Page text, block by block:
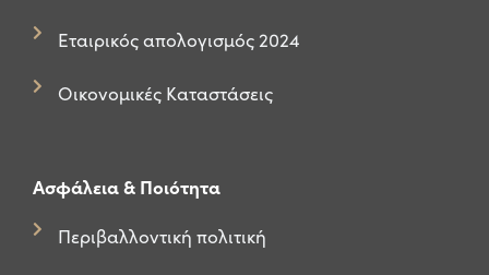
Εταιρικός απολογισμός 2024
Οικονομικές Καταστάσεις
Ασφάλεια & Ποιότητα
Περιβαλλοντική πολιτική